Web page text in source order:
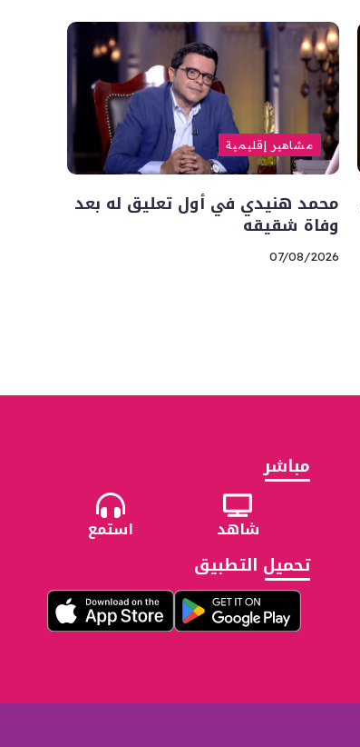
مشاهير إقليمية
محمد هنيدي في أول تعليق له بعد
وفاة شقيقه
07/08/2026
مباشر
شاهد استمع
تحميل التطبيق